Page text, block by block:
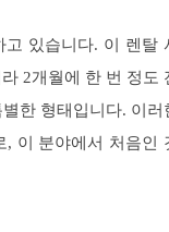
고 있습니다. 이 렌탈
2개월에 한 번 정도
한 형태입니다. 이러
, 이 분야에서 처음인